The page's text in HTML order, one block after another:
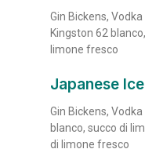
Gin Bickens,
Kingston 62
limone fresco
Japanese
Gin Bickens,
blanco, succo di
di limone fresco